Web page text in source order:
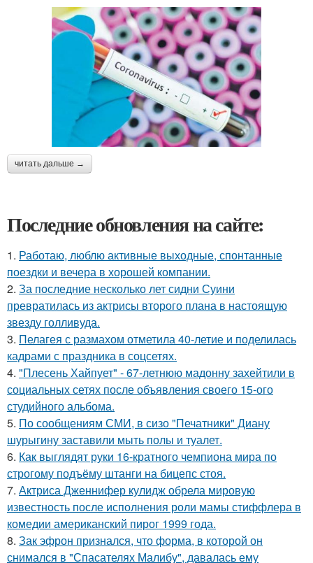
читать дальше →
Последние обновления на сайте:
1. Работаю, люблю активные выходные, спонтанные
поездки и вечера в хорошей компании.
2. За последние несколько лет сидни Суини
превратилась из актрисы второго плана в настоящую
звезду голливуда.
3. Пелагея с размахом отметила 40-летие и поделилась
кадрами с праздника в соцсетях.
4. "Плесень Хайпует" - 67-летнюю мадонну захейтили в
социальных сетях после объявления своего 15-ого
студийного альбома.
5. По сообщениям СМИ, в сизо "Печатники" Диану
шурыгину заставили мыть полы и туалет.
6. Как выглядят руки 16-кратного чемпиона мира по
строгому подъёму штанги на бицепс стоя.
7. Актриса Дженнифер кулидж обрела мировую
известность после исполнения роли мамы стиффлера в
комедии американский пирог 1999 года.
8. Зак эфрон признался, что форма, в которой он
снимался в "Спасателях Малибу", давалась ему